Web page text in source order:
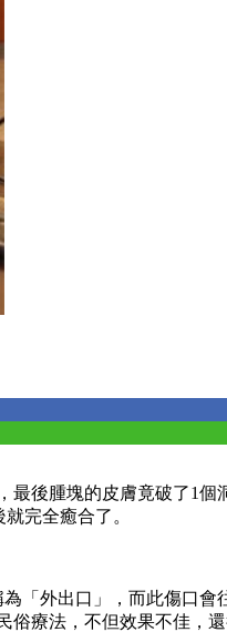
後腫塊的皮膚竟破了1
完全癒合了。
「外出口」，而此傷口
療法，不但效果不佳，